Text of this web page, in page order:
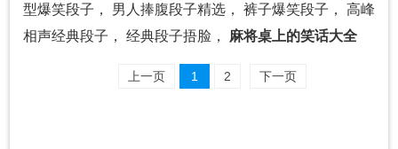
型爆笑段子， 男人捧腹段子精选， 裤子爆笑段子， 高峰
相声经典段子， 经典段子捂脸， 麻将桌上的笑话大全
上一页 1 2 下一页